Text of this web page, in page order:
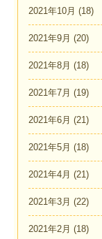
2021年10月 (18)
2021年9月 (20)
2021年8月 (18)
2021年7月 (19)
2021年6月 (21)
2021年5月 (18)
2021年4月 (21)
2021年3月 (22)
2021年2月 (18)